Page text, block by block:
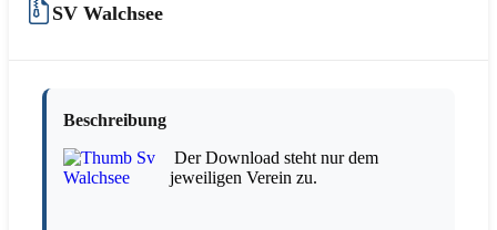
SV Walchsee
Beschreibung
Der Download steht nur dem
jeweiligen Verein zu.